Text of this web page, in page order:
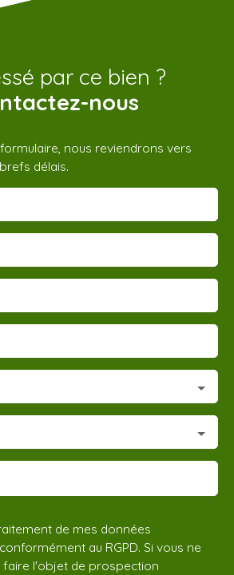
par ce bien ?
nous
nous reviendrons vers
délais.
de mes données
au RGPD. Si vous ne
faire l'objet de prospection